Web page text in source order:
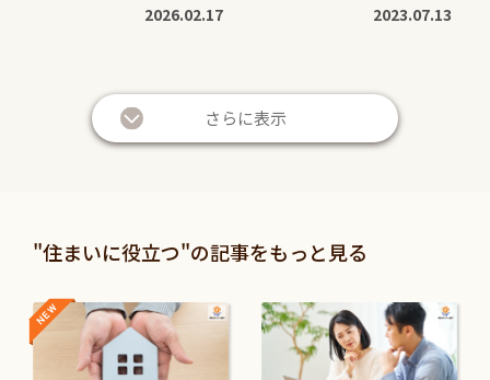
2026.02.17 2023.07.13
投資信託と株の違いは？仕
組みやリスク、利益などを
2026.05.28
き
を
退職金は定期預金で運用す
べき？メリット・デメリッ
2026.05.21
さらに表示
"住まいに役立つ"の記事をもっと見る
続
き
NEW
NEW
続
き